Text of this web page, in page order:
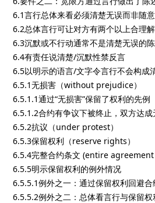
6.1言行总体来看必须清楚无误而非随
6.2总体言行可让对方有两个以上合理
6.3沉默或不行动通常不是清楚无误的
6.4有责任说清楚/沉默性禁反言
6.5以明示的语言/文字令言行不会构成
6.5.1无损害（without prejudice）
6.5.1.1通过“无损害”保留了权利的先例
6.5.1.2合约有争议下被终止，双方达
6.5.2抗议（under protest）
6.5.3保留权利（reserve rights）
6.5.4完整合约条文 (entire
6.5.5明示保留权利的例外情况
6.5.5.1例外之一：通过保留权利回避
6.5.5.2例外之二：总体看言行与保留